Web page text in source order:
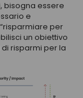
bisogna essere
e
per
un obiettivo
risparmi per la